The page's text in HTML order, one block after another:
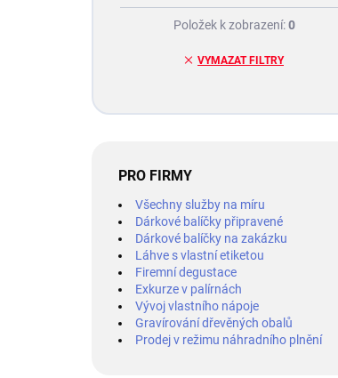
VYMAZAT FILTRY
Položek k zobrazení:0
PRO FIRMY
Všechny služby na míru
Dárkové balíčky připravené
Dárkové balíčky na zakázku
Láhve s vlastní etiketou
Firemní degustace
Exkurze v palírnách
Vývoj vlastního nápoje
Gravírování dřevěných obalů
Prodej v režimu náhradního plnění